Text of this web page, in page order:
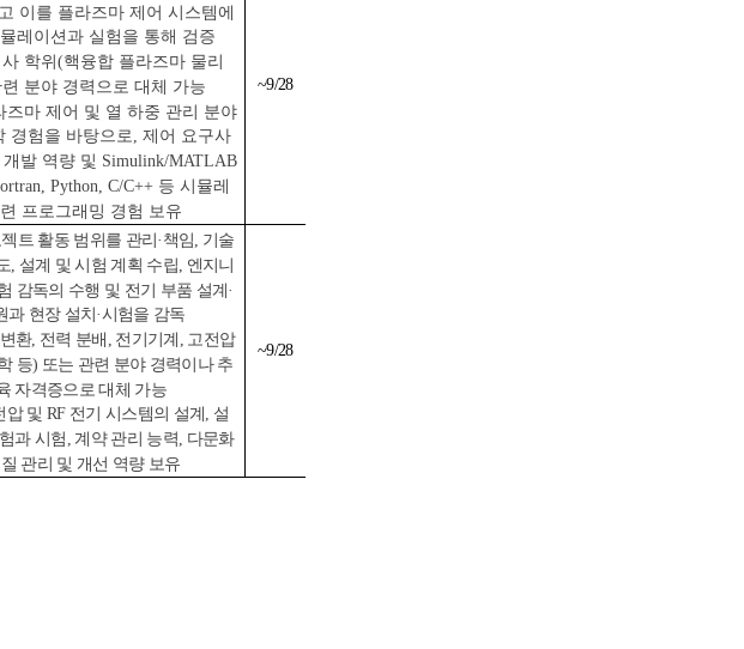
이를 플라즈마 제어 시스템에
레이션과 실험을 통해 검증
학위(핵융합 플라즈마 물리
분야 경력으로 대체 가능
즈마 제어 및 열 하중 관리 분야
경험을 바탕으로, 제어 요구사
발 역량 및 Simulink/MATLAB
Python, C/C++ 등 시뮬레
프로그래밍 경험 보유
~9/28
트 활동 범위를 관리·책임, 기술
, 설계 및 시험 계획 수립, 엔지니
감독의 수행 및 전기 부품 설계·
과 현장 설치·시험을 감독
환, 전력 분배, 전기기계, 고전압
등) 또는 관련 분야 경력이나 추
자격증으로 대체 가능
및 RF 전기 시스템의 설계, 설
과 시험, 계약 관리 능력, 다문화
관리 및 개선 역량 보유
~9/28